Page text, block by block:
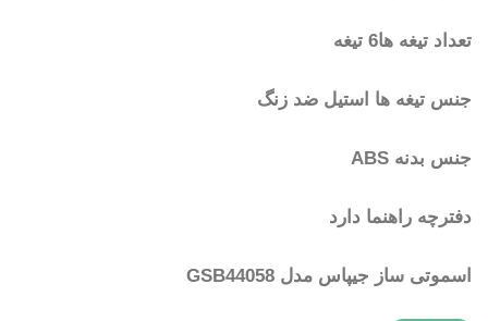
تعداد تیغه ها6 تیغه
جنس تیغه ها استیل ضد زنگ
جنس بدنه ABS
دفترچه راهنما دارد
اسموتی ساز جیپاس مدل GSB44058